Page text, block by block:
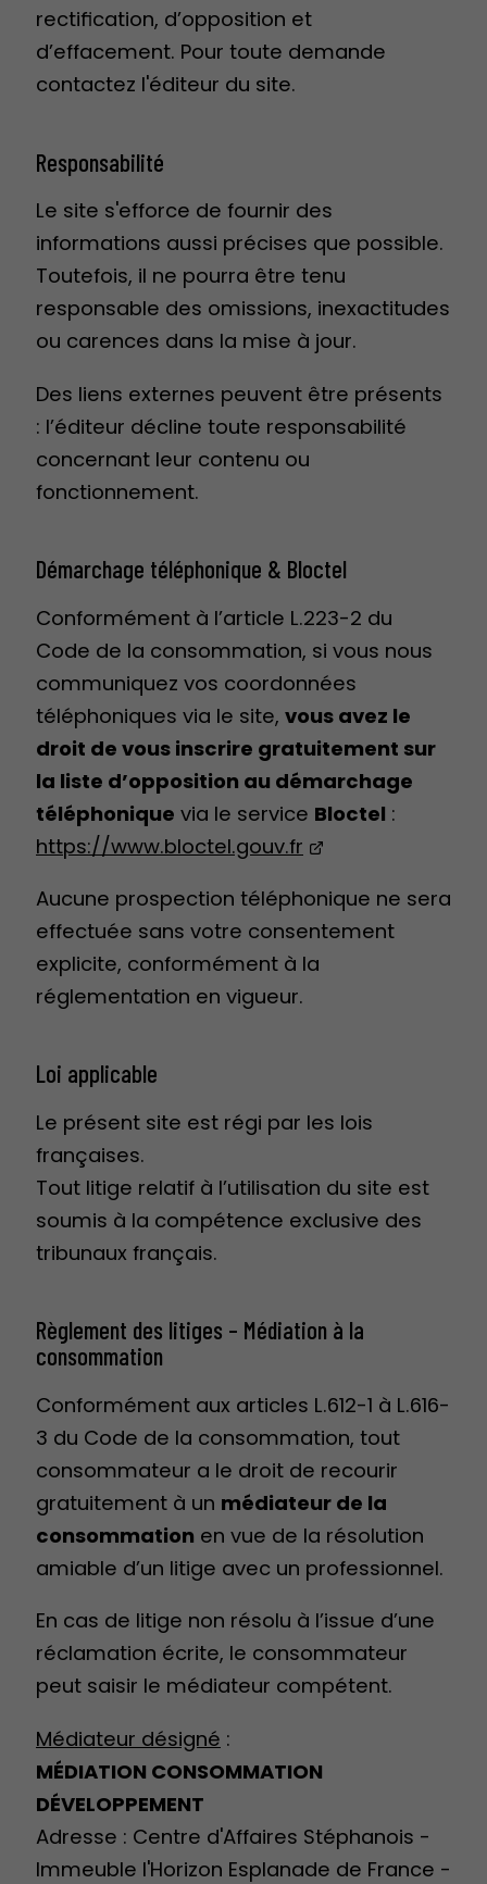
rectification, d’opposition et
d’effacement. Pour toute demande
contactez l'éditeur du site.
Responsabilité
Le site s'efforce de fournir des
informations aussi précises que possible.
Toutefois, il ne pourra être tenu
responsable des omissions, inexactitudes
ou carences dans la mise à jour.
Des liens externes peuvent être présents
: l’éditeur décline toute responsabilité
concernant leur contenu ou
fonctionnement.
Démarchage téléphonique & Bloctel
Conformément à l’article L.223-2 du
Code de la consommation, si vous nous
communiquez vos coordonnées
téléphoniques via le site, vous avez le
droit de vous inscrire gratuitement sur
la liste d’opposition au démarchage
téléphonique via le service Bloctel :
https://www.bloctel.gouv.fr
Aucune prospection téléphonique ne sera
effectuée sans votre consentement
explicite, conformément à la
réglementation en vigueur.
Loi applicable
Le présent site est régi par les lois
françaises.
Tout litige relatif à l’utilisation du site est
soumis à la compétence exclusive des
tribunaux français.
Règlement des litiges – Médiation à la
consommation
Conformément aux articles L.612-1 à L.616-
3 du Code de la consommation, tout
consommateur a le droit de recourir
gratuitement à un médiateur de la
consommation en vue de la résolution
amiable d’un litige avec un professionnel.
En cas de litige non résolu à l’issue d’une
réclamation écrite, le consommateur
peut saisir le médiateur compétent.
Médiateur désigné :
MÉDIATION CONSOMMATION
DÉVELOPPEMENT
Adresse : Centre d'Affaires Stéphanois -
Immeuble l'Horizon Esplanade de France -